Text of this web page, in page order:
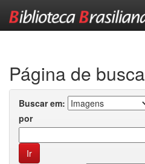
Página de busca
Buscar em:
por